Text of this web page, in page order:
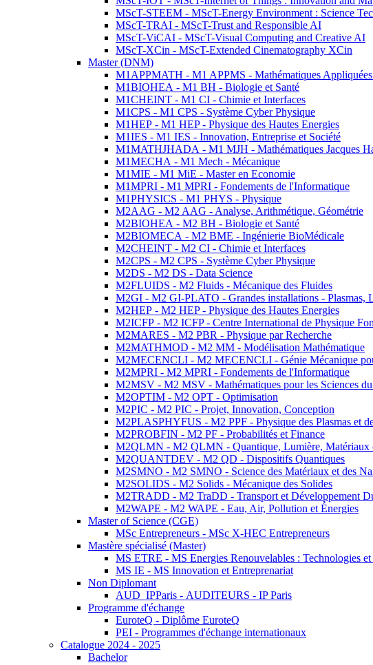
MScT-STEEM - MScT-Energy Environment : Science
MScT-TRAI - MScT-Trust and Responsible AI
MScT-ViCAI - MScT-Visual Computing and Creative AI
MScT-XCin - MScT-Extended Cinematography XCin
Master (DNM)
M1APPMATH - M1 APPMS - Mathématiques Appliquées
M1BIOHEA - M1 BH - Biologie et Santé
M1CHEINT - M1 CI - Chimie et Interfaces
M1CPS - M1 CPS - Système Cyber Physique
M1HEP - M1 HEP - Physique des Hautes Energies
M1IES - M1 IES - Innovation, Entreprise et Société
M1MATHJHADA - M1 MJH - Mathématiques Jacques
M1MECHA - M1 Mech - Mécanique
M1MIE - M1 MiE - Master en Economie
M1MPRI - M1 MPRI - Fondements de l'Informatique
M1PHYSICS - M1 PHYS - Physique
M2AAG - M2 AAG - Analyse, Arithmétique, Géométrie
M2BIOHEA - M2 BH - Biologie et Santé
M2BIOMECA - M2 BME - Ingénierie BioMédicale
M2CHEINT - M2 CI - Chimie et Interfaces
M2CPS - M2 CPS - Système Cyber Physique
M2DS - M2 DS - Data Science
M2FLUIDS - M2 Fluids - Mécanique des Fluides
M2GI - M2 GI-PLATO - Grandes installations - Plasmas,
M2HEP - M2 HEP - Physique des Hautes Energies
M2ICFP - M2 ICFP - Centre International de Physique
M2MARES - M2 PBR - Physique par Recherche
M2MATHMOD - M2 MM - Modélisation Mathématique
M2MECENCLI - M2 MECENCLI - Génie Mécanique
M2MPRI - M2 MPRI - Fondements de l'Informatique
M2MSV - M2 MSV - Mathématiques pour les Sciences
M2OPTIM - M2 OPT - Optimisation
M2PIC - M2 PIC - Projet, Innovation, Conception
M2PLASPHYFUS - M2 PPF - Physique des Plasmas et
M2PROBFIN - M2 PF - Probabilités et Finance
M2QLMN - M2 QLMN - Quantique, Lumière, Matériaux
M2QUANTDEV - M2 QD - Dispositifs Quantiques
M2SMNO - M2 SMNO - Science des Matériaux et des
M2SOLIDS - M2 Solids - Mécanique des Solides
M2TRADD - M2 TraDD - Transport et Développement
M2WAPE - M2 WAPE - Eau, Air, Pollution et Énergies
Master of Science (CGE)
MSc Entrepreneurs - MSc X-HEC Entrepreneurs
Mastère spécialisé (Master)
MS ETRE - MS Energies Renouvelables : Technologies
MS IE - MS Innovation et Entreprenariat
Non Diplomant
AUD_IPParis - AUDITEURS - IP Paris
Programme d'échange
EuroteQ - Diplôme EuroteQ
PEI - Programmes d'échange internationaux
Catalogue 2024 - 2025
Bachelor